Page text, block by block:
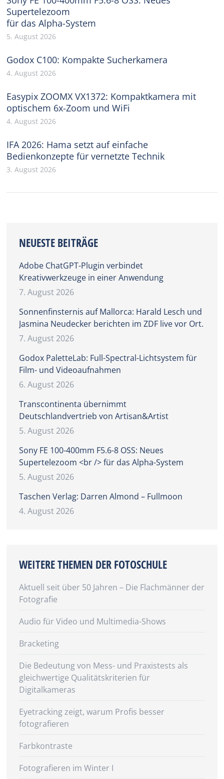
Supertelezoom
für das Alpha-System
5. August 2026
Godox C100: Kompakte Sucherkamera
4. August 2026
Easypix ZOOMX VX1372: Kompaktkamera mit
optischem 6x-Zoom und WiFi
4. August 2026
IFA 2026: Hama setzt auf einfache
Bedienkonzepte für vernetzte Technik
3. August 2026
NEUESTE BEITRÄGE
Adobe ChatGPT-Plugin verbindet
Kreativwerkzeuge in einer Anwendung
7. August 2026
Sonnenfinsternis auf Mallorca: Harald Lesch und
Jasmina Neudecker berichten im ZDF live vor Ort.
7. August 2026
Godox PaletteLab: Full-Spectral-Lichtsystem für
Film- und Videoaufnahmen
6. August 2026
Transcontinenta übernimmt
Deutschlandvertrieb von Artisan&Artist
5. August 2026
Sony FE 100-400mm F5.6-8 OSS: Neues
Supertelezoom <br /> für das Alpha-System
5. August 2026
Taschen Verlag: Darren Almond – Fullmoon
4. August 2026
WEITERE THEMEN DER FOTOSCHULE
Aktuell seit über 50 Jahren – Die Flachmänner der
Fotografie
Audio für Video und Multimedia-Shows
Bracketing
Die Bedeutung von Mess- und Praxistests als
gleichwertige Qualitätskriterien für
Digitalkameras
Eyetracking zeigt, warum Profis besser
fotografieren
Farbkontraste
Fotografieren im Winter I